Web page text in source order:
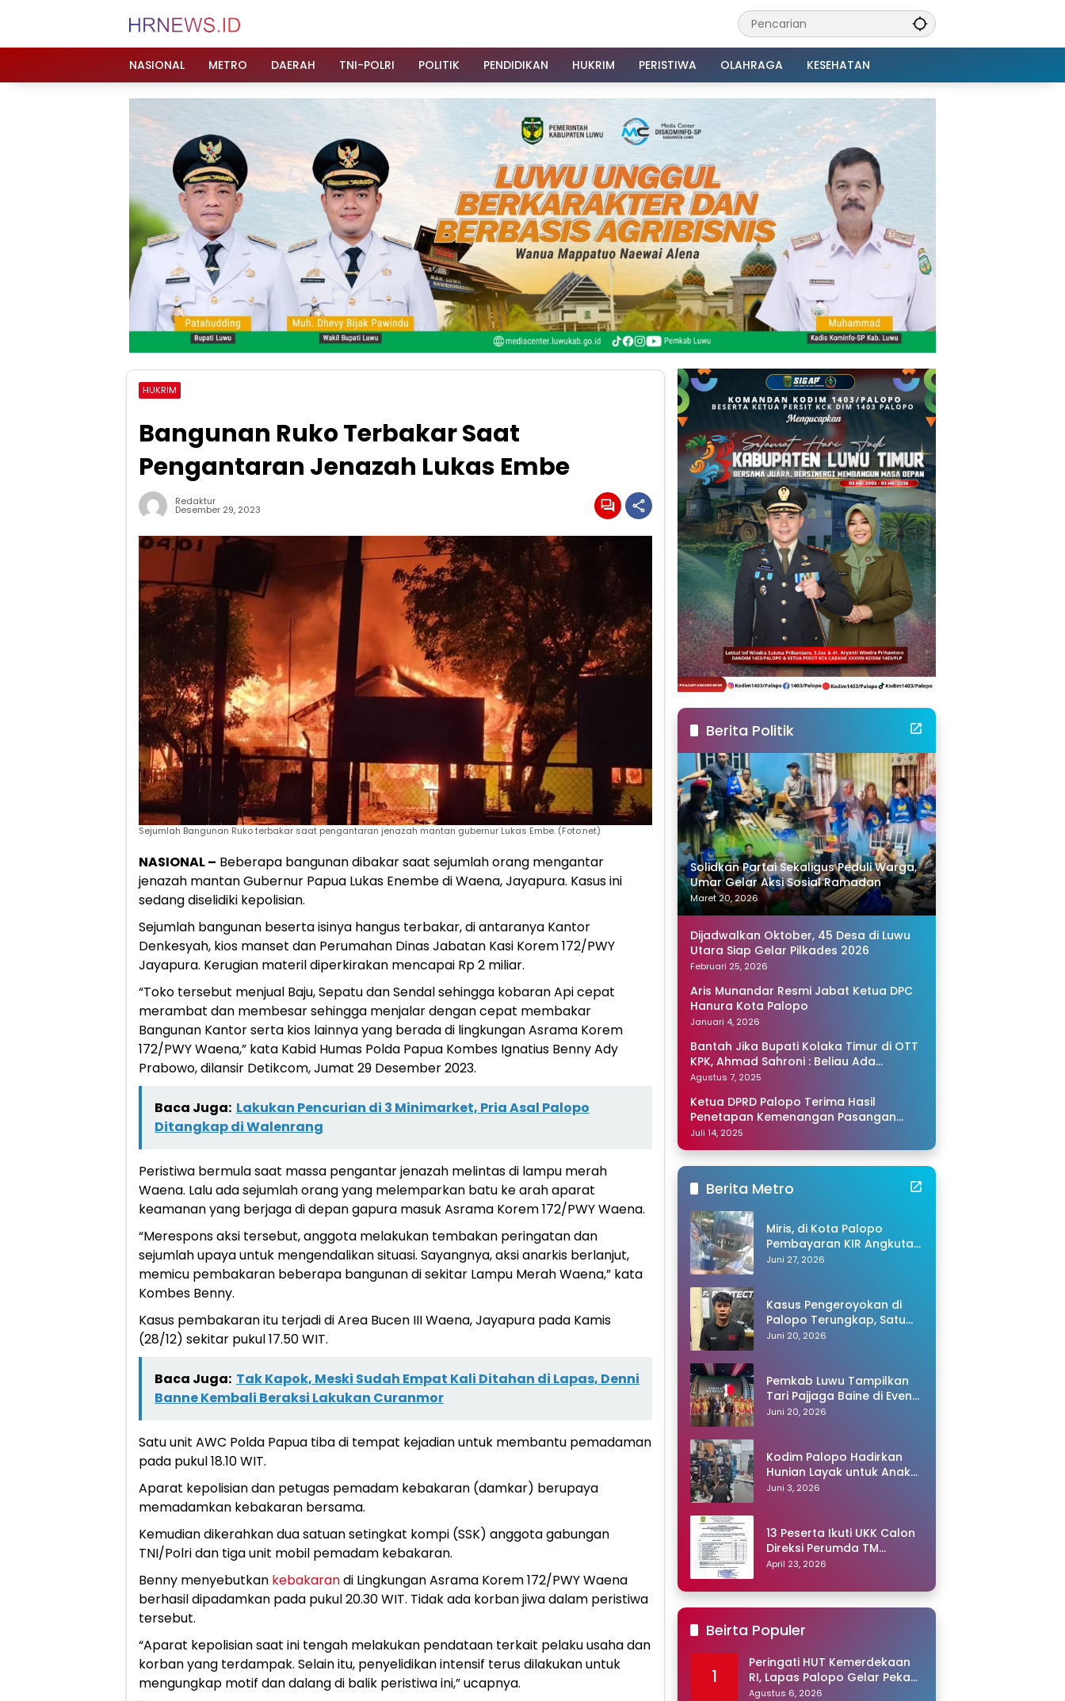
NASIONAL
METRO DAERAH TNI-POLRI POLITIK PENDIDIKAN HUKRIM PERISTIWA OLAHRAGA KESEHATAN
HUKRIM
Bangunan Ruko Terbakar Saat
Pengantaran Jenazah Lukas Embe
Redaktur
Desember 29, 2023
Sejumlah Bangunan Ruko terbakar saat pengantaran jenazah mantan gubernur Lukas Embe. (Foto:net)
NASIONAL – Beberapa bangunan dibakar saat sejumlah orang mengantar
jenazah mantan Gubernur Papua Lukas Enembe di Waena, Jayapura. Kasus ini
sedang diselidiki kepolisian.
Sejumlah bangunan beserta isinya hangus terbakar, di antaranya Kantor
Denkesyah, kios manset dan Perumahan Dinas Jabatan Kasi Korem 172/PWY
Jayapura. Kerugian materil diperkirakan mencapai Rp 2 miliar.
“Toko tersebut menjual Baju, Sepatu dan Sendal sehingga kobaran Api cepat
merambat dan membesar sehingga menjalar dengan cepat membakar
Bangunan Kantor serta kios lainnya yang berada di lingkungan Asrama Korem
172/PWY Waena,” kata Kabid Humas Polda Papua Kombes Ignatius Benny Ady
Prabowo, dilansir Detikcom, Jumat 29 Desember 2023.
Baca Juga: Lakukan Pencurian di 3 Minimarket, Pria Asal Palopo
Ditangkap di Walenrang
Peristiwa bermula saat massa pengantar jenazah melintas di lampu merah
Waena. Lalu ada sejumlah orang yang melemparkan batu ke arah aparat
keamanan yang berjaga di depan gapura masuk Asrama Korem 172/PWY Waena.
“Merespons aksi tersebut, anggota melakukan tembakan peringatan dan
sejumlah upaya untuk mengendalikan situasi. Sayangnya, aksi anarkis berlanjut,
memicu pembakaran beberapa bangunan di sekitar Lampu Merah Waena,” kata
Kombes Benny.
Kasus pembakaran itu terjadi di Area Bucen III Waena, Jayapura pada Kamis
(28/12) sekitar pukul 17.50 WIT.
Baca Juga: Tak Kapok, Meski Sudah Empat Kali Ditahan di Lapas, Denni
Banne Kembali Beraksi Lakukan Curanmor
Satu unit AWC Polda Papua tiba di tempat kejadian untuk membantu pemadaman
pada pukul 18.10 WIT.
Aparat kepolisian dan petugas pemadam kebakaran (damkar) berupaya
memadamkan kebakaran bersama.
Kemudian dikerahkan dua satuan setingkat kompi (SSK) anggota gabungan
TNI/Polri dan tiga unit mobil pemadam kebakaran.
Benny menyebutkan kebakarandi Lingkungan Asrama Korem 172/PWY Waena
berhasil dipadamkan pada pukul 20.30 WIT. Tidak ada korban jiwa dalam peristiwa
tersebut.
“Aparat kepolisian saat ini tengah melakukan pendataan terkait pelaku usaha dan
korban yang terdampak. Selain itu, penyelidikan intensif terus dilakukan untuk
mengungkap motif dan dalang di balik peristiwa ini,” ucapnya.
Berita Politik
Solidkan Partai Sekaligus Peduli Warga,
Umar Gelar Aksi Sosial Ramadan
Maret 20, 2026
Dijadwalkan Oktober, 45 Desa di Luwu
Utara Siap Gelar Pilkades 2026
Februari 25, 2026
Aris Munandar Resmi Jabat Ketua DPC
Hanura Kota Palopo
Januari 4, 2026
Bantah Jika Bupati Kolaka Timur di OTT
KPK, Ahmad Sahroni : Beliau Ada
Disamping Saya di Makassar
Agustus 7, 2025
Ketua DPRD Palopo Terima Hasil
Penetapan Kemenangan Pasangan
Naili-Akhmad dari KPU Sulsel
Juli 14, 2025
Berita Metro
Miris, di Kota Palopo
Pembayaran KIR Angkutan
Barang Capai Rp600 Ribu,
Juni 27, 2026
Kasus Pengeroyokan di
Palopo Terungkap, Satu
Tersangka Ditangkap
Juni 20, 2026
Pemkab Luwu Tampilkan
Tari Pajjaga Baine di Event
Toraya Ma’gellu’ 2026
Juni 20, 2026
Kodim Palopo Hadirkan
Hunian Layak untuk Anak
Panti
Juni 3, 2026
13 Peserta Ikuti UKK Calon
Direksi Perumda TM
Palopo, Ris Akril Raih
April 23, 2026
Beirta Populer
1
Peringati HUT Kemerdekaan
RI, Lapas Palopo Gelar Pekan
Olahraga untuk Warga
Agustus 6, 2026